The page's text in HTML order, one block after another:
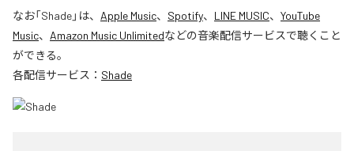
なお「Shade」は、 Apple Music、 Spotify、 LINE MUSIC、 YouTube
Music、 Amazon Music Unlimitedなどの音楽配信サービスで聴くこと
ができる。
各配信サービス： Shade